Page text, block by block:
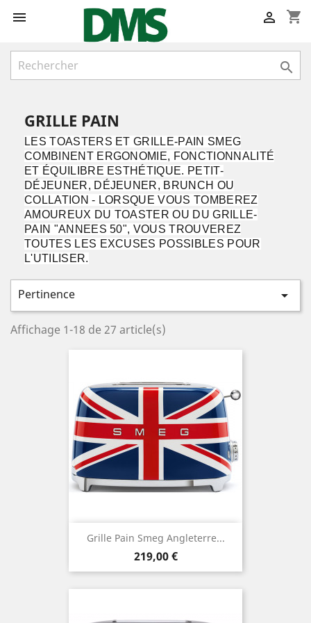
 shopping_cart


GRILLE PAIN
LES TOASTERS ET GRILLE-PAIN SMEG
COMBINENT ERGONOMIE, FONCTIONNALITÉ
ET ÉQUILIBRE ESTHÉTIQUE. PETIT-
DÉJEUNER, DÉJEUNER, BRUNCH OU
COLLATION - LORSQUE VOUS TOMBEREZ
AMOUREUX DU TOASTER OU DU GRILLE-
PAIN "ANNEES 50", VOUS TROUVEREZ
TOUTES LES EXCUSES POSSIBLES POUR
L'UTILISER.
Pertinence 
Affichage 1-18 de 27 article(s)
Grille Pain Smeg Angleterre...
Prix
219,00 €